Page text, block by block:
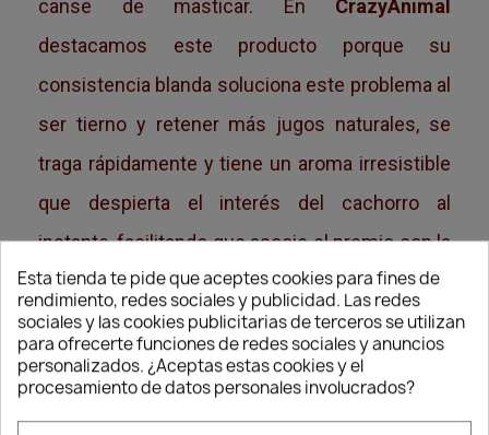
canse de masticar. En CrazyAnimal
destacamos este producto porque su
consistencia blanda soluciona este problema al
ser tierno y retener más jugos naturales, se
traga rápidamente y tiene un aroma irresistible
que despierta el interés del cachorro al
instante, facilitando que asocie el premio con la
buena conducta de inmediato.
Nutrición Delicada para Principiantes:
Cuidado de su Sistema Digestivo
La tripa de los cachorros es sumamente
Esta tienda te pide que aceptes cookies para fines de
rendimiento, redes sociales y publicidad. Las redes
sociales y las cookies publicitarias de terceros se utilizan
para ofrecerte funciones de redes sociales y anuncios
personalizados. ¿Aceptas estas cookies y el
procesamiento de datos personales involucrados?